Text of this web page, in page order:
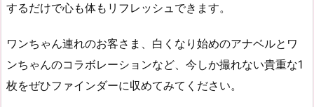
するだけで心も体もリフレッシュできます。
ワンちゃん連れのお客さま、白くなり始めのアナベルとワ
ンちゃんのコラボレーションなど、今しか撮れない貴重な1
枚をぜひファインダーに収めてみてください。